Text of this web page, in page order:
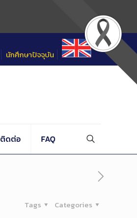
นักศึกษาปัจจุบัน
ติดต่อ FAQ
Categories
Tags